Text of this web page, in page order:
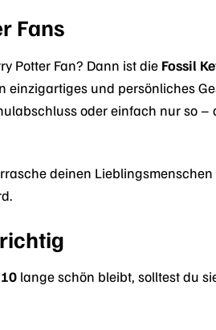
Fans
Potter Fan? Dann ist die Fossil
einzigartiges und persönliches
oder einfach nur so –
deinen
lange schön bleibt, solltest du